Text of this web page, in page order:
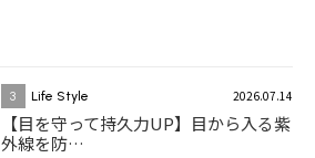
3 Life Style 2026.07.14
【目を守って持久力UP】目から入る紫
外線を防…